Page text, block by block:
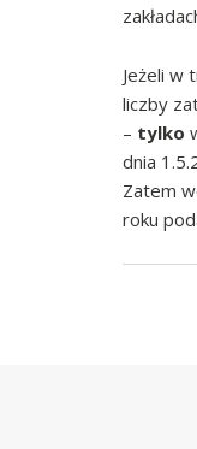
Jeżeli w
liczby
– tylko
dnia
Zatem
roku